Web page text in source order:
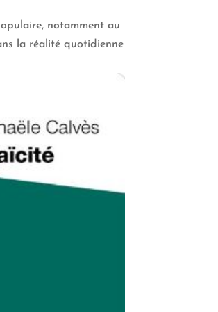
notamment au
la réalité quotidienne